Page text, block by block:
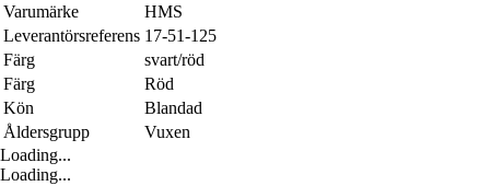
Varumärke
HMS
Leverantörsreferens 17-51-125
Färg
svart/röd
Färg
Röd
Kön
Blandad
Åldersgrupp
Vuxen
Loading...
Loading...